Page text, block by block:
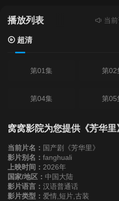
播放列表 当前
超清
第01集 第02
第04集 第05
第07集 第08
第10集
第13集
窝窝影院为您提供《芳华
当前片名： 国产剧《芳华里》
影片别名： fanghuali
上映时间： 2026年
国家/地区： 中国大陆
影片语言： 汉语普通话
影片类型： 爱情,短片,古装